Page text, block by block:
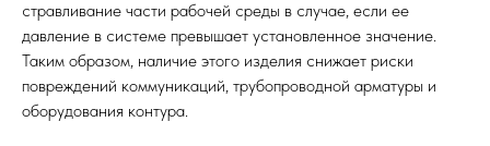
стравливание части рабочей среды в случае, если ее
давление в системе превышает установленное значение.
Таким образом, наличие этого изделия снижает риски
повреждений коммуникаций, трубопроводной арматуры и
оборудования контура.